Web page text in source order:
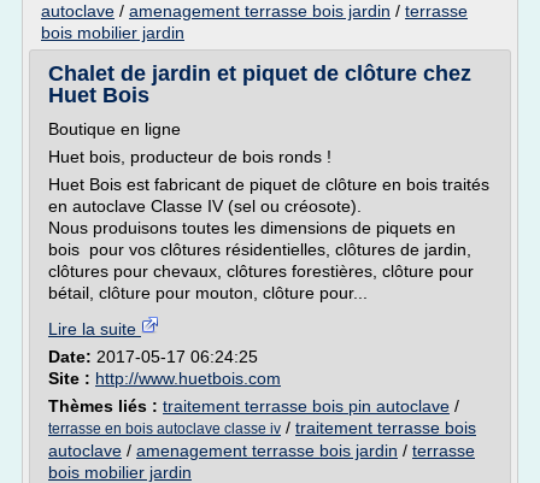
autoclave / amenagement terrasse bois jardin / terrasse
bois mobilier jardin
Chalet de jardin et piquet de clôture chez
Huet Bois
Boutique en ligne
Huet bois, producteur de bois ronds !
Huet Bois est fabricant de piquet de clôture en bois traités
en autoclave Classe IV (sel ou créosote).
Nous produisons toutes les dimensions de piquets en
bois pour vos clôtures résidentielles, clôtures de jardin,
clôtures pour chevaux, clôtures forestières, clôture pour
bétail, clôture pour mouton, clôture pour...
Lire la suite
Date: 2017-05-17 06:24:25
Site : http://www.huetbois.com
Thèmes liés : traitement terrasse bois pin autoclave /
terrasse en bois autoclave classe iv / traitement terrasse bois
autoclave / amenagement terrasse bois jardin / terrasse
bois mobilier jardin